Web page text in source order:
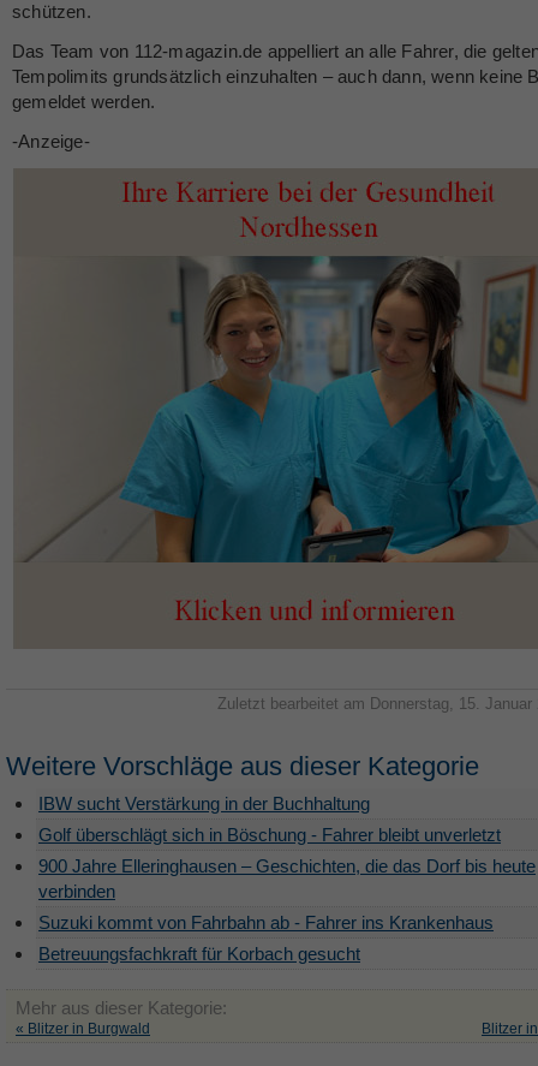
schützen.
Das Team von 112-magazin.de appelliert an alle Fahrer, die
Tempolimits grundsätzlich einzuhalten – auch dann, wenn keine
gemeldet werden.
-Anzeige-
Zuletzt bearbeitet am Donnerstag, 15. Januar
Weitere Vorschläge aus dieser Kategorie
IBW sucht Verstärkung in der Buchhaltung
Golf überschlägt sich in Böschung - Fahrer bleibt unverletzt
900 Jahre Elleringhausen – Geschichten, die das Dorf bis heute
verbinden
Suzuki kommt von Fahrbahn ab - Fahrer ins Krankenhaus
Betreuungsfachkraft für Korbach gesucht
Mehr aus dieser Kategorie:
« Blitzer in Burgwald Blitzer